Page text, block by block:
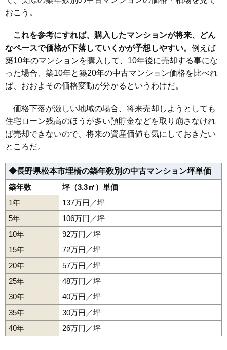
おこう。
これを参考にすれば、購入したマンションが将来、どん
なペースで価格が下落していくかが予想しやすい。 例えば
築10年のマンションを購入して、10年後に売却する事にな
った場合、築10年と築20年の中古マンション価格を比べれ
ば、おおよその価格変動が分かるというわけだ。
価格下落が激しい地域の場合、将来売却しようとしても
住宅ローン残高のほうが多い預貯金などを取り崩さなけれ
ば売却できないので、将来の資産価値も気にしておきたい
ところだ。
◆長野県松本市埋橋の築年数別の中古マンション坪単価
築年数
坪（3.3㎡）単価
1年
137万円／坪
5年
106万円／坪
10年
92万円／坪
15年
72万円／坪
20年
57万円／坪
25年
48万円／坪
30年
40万円／坪
35年
30万円／坪
40年
26万円／坪